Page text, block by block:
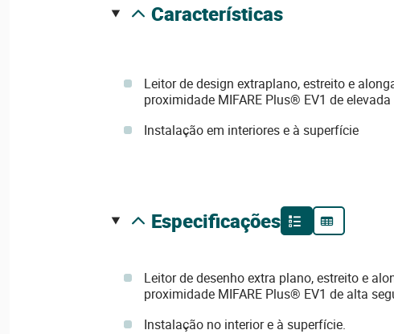
características
Leitor de design extraplano, estreito e
proximidade MIFARE Plus® EV1 de
Instalação em interiores e à superfície
especificações
Leitor de desenho extra plano, estreito e
proximidade MIFARE Plus® EV1 de alta
Instalação no interior e à superfície.